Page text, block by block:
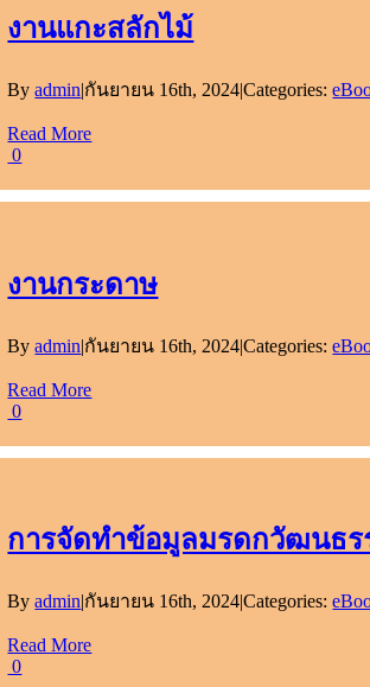
งานแกะสลักไม้
Byadmin|กันยายน 16th, 2024|Categories:
Read More
0
งานกระดาษ
Byadmin|กันยายน 16th, 2024|Categories:
Read More
0
การจัดทำข้อมูลมรดกวัฒนธ
Byadmin|กันยายน 16th, 2024|Categories:
Read More
0